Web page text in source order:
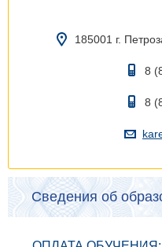
185001 г.
8
8
Сведения об